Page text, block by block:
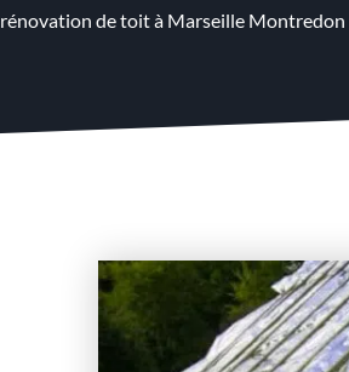
rénovation de toit à Marseille Montredon